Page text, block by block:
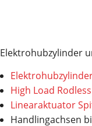
Elektrohubzylinder
High Load
Linearaktuator
Handlingachsen